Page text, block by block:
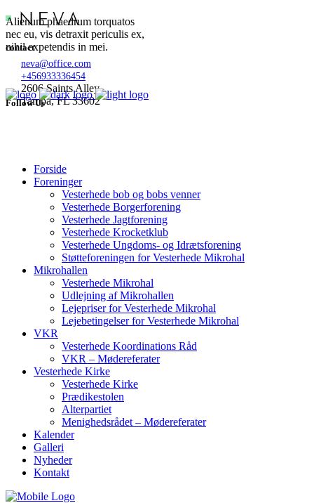
Alienum phaedrum torquatos
nec eu, vis detraxit periculis ex,
nihil expetendis in mei.
contact
neva@office.com
+456933336454
2606 Saints Alley
Tampa, FL 33602
Follow Us
Forside
Foreninger
Vesterhede bob og bobs venner
Vesterhede Borgerforening
Vesterhede Jagtforening
Vesterhede Krocketklub
Vesterhede Ungdoms- og Idrætsforening
Støtteforeningen for Vesterhede Mikrohal
Mikrohallen
Vesterhede Mikrohal
Udlejning af Mikrohallen
Lejepriser for Vesterhede Mikrohal
Lejebetingelser for Vesterhede Mikrohal
VKR
Vesterhede Koordinations Råd
VKR – Mødereferater
Vesterhede Kirke
Vesterhede Kirke
Prædikestolen
Alterpartiet
Menighedsrådet – Mødereferater
Kalender
Galleri
Nyheder
Kontakt